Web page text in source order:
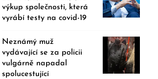
výkup společnosti, která
vyrábí testy na covid-19
Neznámý muž
vydávající se za policii
vulgárně napadal
spolucestující